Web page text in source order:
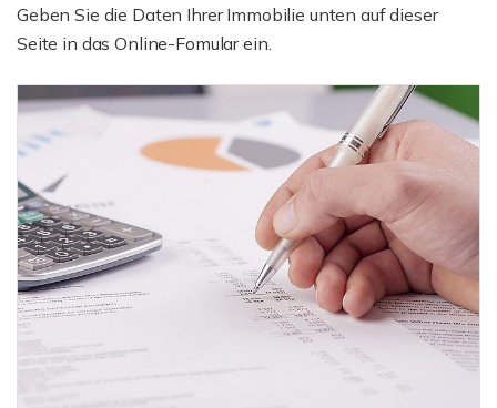
Geben Sie die Daten Ihrer Immobilie unten auf dieser
Seite in das Online-Fomular ein.